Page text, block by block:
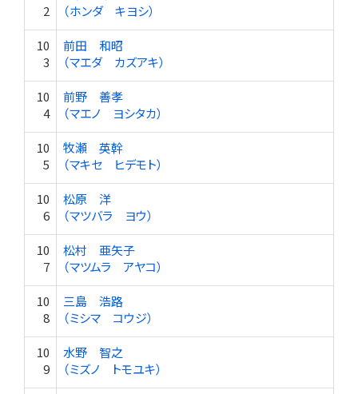
2
（ホンダ キヨシ）
10
3
前田 和昭
（マエダ カズアキ）
10
4
前野 善孝
（マエノ ヨシタカ）
10
5
牧瀬 英幹
（マキセ ヒデモト）
10
6
松原 洋
（マツバラ ヨウ）
10
7
松村 亜矢子
（マツムラ アヤコ）
10
8
三島 浩路
（ミシマ コウジ）
10
9
水野 智之
（ミズノ トモユキ）